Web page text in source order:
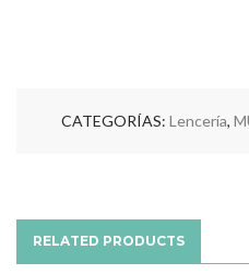
CATEGORÍAS: Lencería,
RELATED PRODUCTS